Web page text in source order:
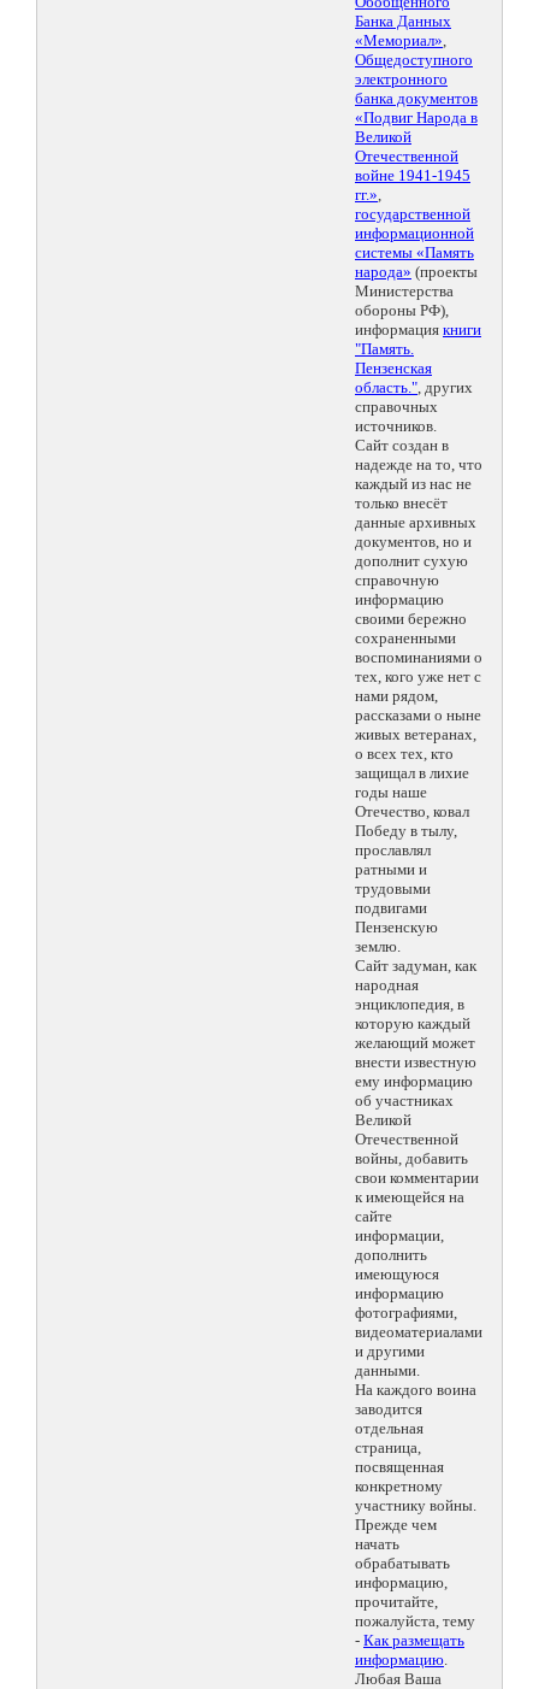
Банка Данных
«Мемориал»,
Общедоступного
электронного
банка документов
«Подвиг Народа в
Великой
Отечественной
войне 1941-1945
гг.»,
государственной
информационной
системы «Память
народа» (проекты
Министерства
обороны РФ),
информация книги
"Память.
Пензенская
область.", других
справочных
источников.
Сайт создан в
надежде на то, что
каждый из нас не
только внесёт
данные архивных
документов, но и
дополнит сухую
справочную
информацию
своими бережно
сохраненными
воспоминаниями о
тех, кого уже нет с
нами рядом,
рассказами о ныне
живых ветеранах,
о всех тех, кто
защищал в лихие
годы наше
Отечество, ковал
Победу в тылу,
прославлял
ратными и
трудовыми
подвигами
Пензенскую
землю.
Сайт задуман, как
народная
энциклопедия, в
которую каждый
желающий может
внести известную
ему информацию
об участниках
Великой
Отечественной
войны, добавить
свои комментарии
к имеющейся на
сайте
информации,
дополнить
имеющуюся
информацию
фотографиями,
видеоматериалами
и другими
данными.
На каждого воина
заводится
отдельная
страница,
посвященная
конкретному
участнику войны.
Прежде чем
начать
обрабатывать
информацию,
прочитайте,
пожалуйста, тему
- Как размещать
информацию.
Любая Ваша